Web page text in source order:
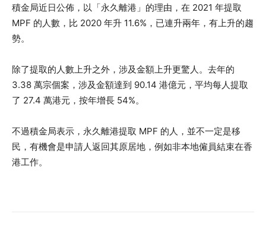
積金局近日公佈，以「永久離港」的理由，在 2021 年提取
MPF 的人數，比 2020 年升 11.6%，已連升兩年，有上升的趨
勢。
除了提取的人數上升之外，涉及金額上升更驚人。去年的
3.38 萬宗個案，涉及金額達到 90.14 港億元，平均每人提取
了 27.4 萬港元，按年增長 54%。
不過積金局表示，永久離港提取 MPF 的人，並不一定是移
民，有機會是申請人返回其原居地，例如非本地僱員結束在香
港工作。